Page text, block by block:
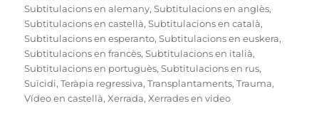
Subtitulacions en alemany,Subtitulacions en anglès,
Subtitulacions en castellà,Subtitulacions en català,
Subtitulacions en esperanto,Subtitulacions en euskera,
Subtitulacions en francès,Subtitulacions en italià,
Subtitulacions en portuguès,Subtitulacions en rus,
Suïcidi,Teràpia regressiva,Transplantaments,Trauma,
Vídeo en castellà,Xerrada,Xerrades en video